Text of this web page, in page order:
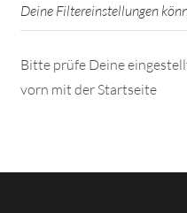
Deine Filtereinstellungen
Bitte prüfe Deine
vorn mit der Startseite